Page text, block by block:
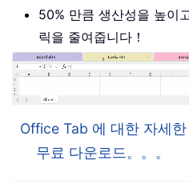
50% 만큼 생산성을 높이
릭을 줄여줍니다！
Office Tab 에 대한 자세한
무료 다운로드。。。